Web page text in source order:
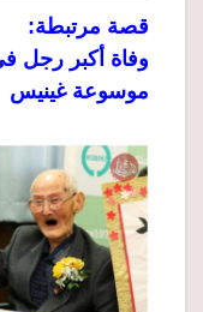
قصة مرتبطة:
وفاة أكبر رجل
موسوعة غينيس